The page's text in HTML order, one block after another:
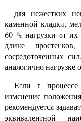
для нежестких
каменной кладки,
60 % нагрузки от их
длине
сосредоточенных
аналогично нагрузке
Если в процессе
изменение
рекомендуется
эквивалентной